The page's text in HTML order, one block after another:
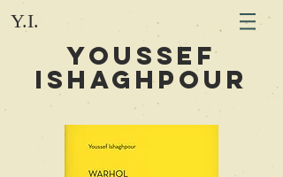
Y.I.
youssef
Ishaghpour